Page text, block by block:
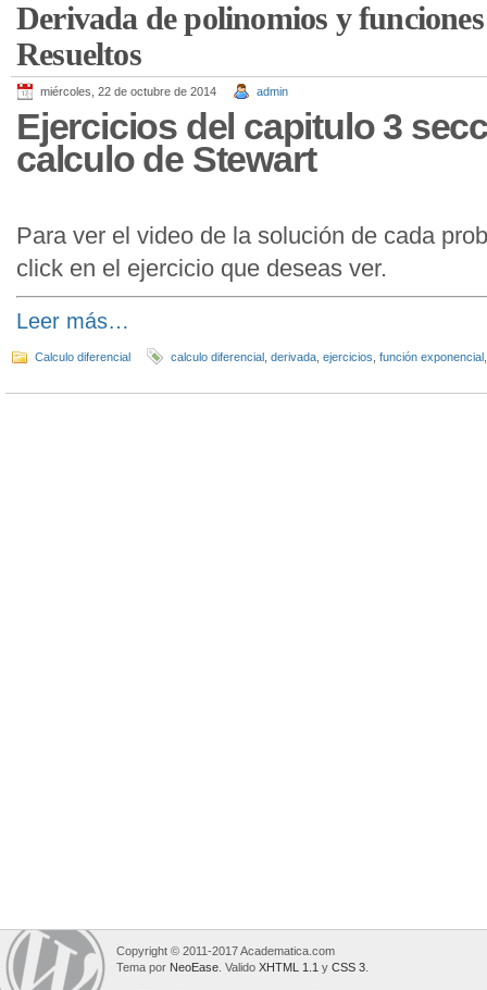
Derivada de polinomios y
Resueltos
miércoles, 22 de octubre de 2014 admin
Ejercicios del capitulo 3
calculo de Stewart
Para ver el video de la solución de cada
click en el ejercicio que deseas ver.
Leer más…
Calculo diferencial calculo diferencial derivada ejercicios función exponencial
Copyright © 2011-2017 Academatica.com
Tema por NeoEase . Valido XHTML 1.1 y CSS 3